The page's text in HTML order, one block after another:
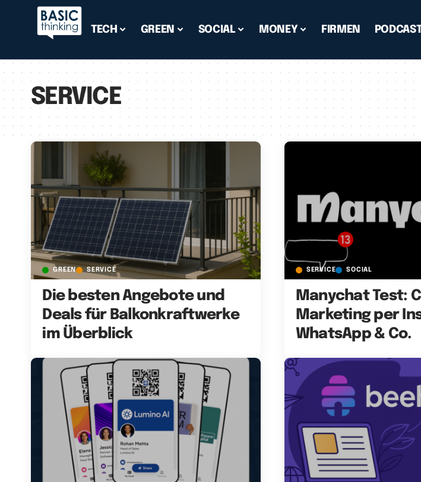
TECH GREEN SOCIAL MONEY FIRMEN
SERVICE
GREEN SERVICE
Die besten Angebote und
Deals für Balkonkraftwerke
im Überblick
SERVICE SOCIAL
Manychat Test:
Marketing per
WhatsApp & Co.